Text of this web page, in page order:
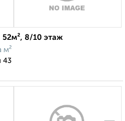
52м², 8/10 этаж
м²
43